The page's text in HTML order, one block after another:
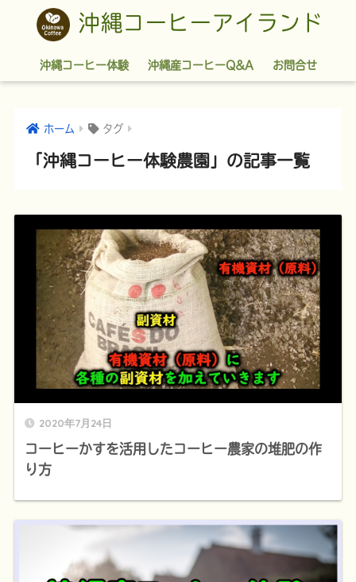
沖縄コーヒーアイランド
沖縄コーヒー体験 沖縄産コーヒーQ&A お問合せ
ホーム タグ
「沖縄コーヒー体験農園」の記事一覧
2020年7月24日
コーヒーかすを活用したコーヒー農家の堆肥の作
り方